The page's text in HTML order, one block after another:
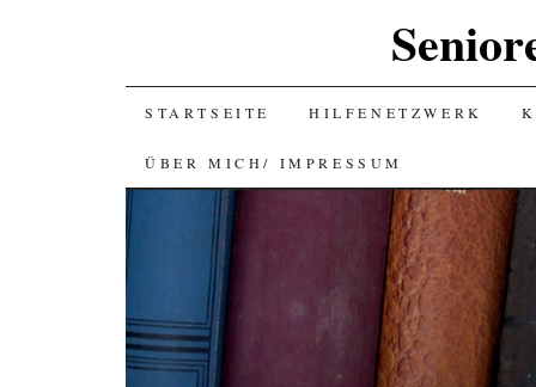
SKIP
TO
CONTENT
STARTSEITE HILFENETZWERK
ÜBER MICH/ IMPRESSUM